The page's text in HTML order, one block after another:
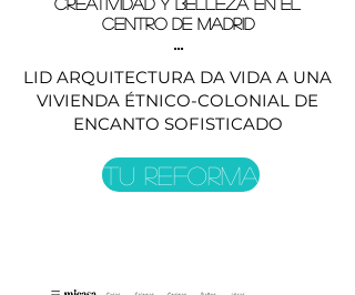
CENTRO DE MADRID
...
LID ARQUITECTURA DA VIDA A UNA
VIVIENDA ÉTNICO-COLONIAL DE
ENCANTO SOFISTICADO
TU REFORMA